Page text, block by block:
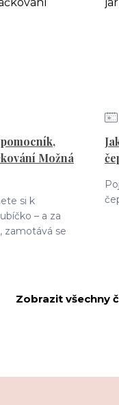
Možná
si k
– a za
zamotává se
Zobrazit všechny